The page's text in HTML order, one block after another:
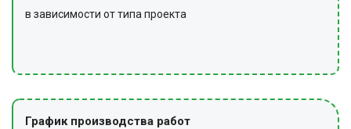
в зависимости от типа проекта
График производства работ